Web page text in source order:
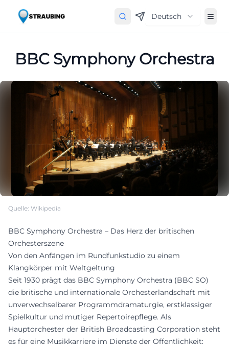
Deutsch
BBC Symphony Orchestra
Quelle: Wikipedia
BBC Symphony Orchestra – Das Herz der britischen
Orchesterszene
Von den Anfängen im Rundfunkstudio zu einem
Klangkörper mit Weltgeltung
Seit 1930 prägt das BBC Symphony Orchestra (BBC SO)
die britische und internationale Orchesterlandschaft mit
unverwechselbarer Programmdramaturgie, erstklassiger
Spielkultur und mutiger Repertoirepflege. Als
Hauptorchester der British Broadcasting Corporation steht
es für eine Musikkarriere im Dienste der Öffentlichkeit: